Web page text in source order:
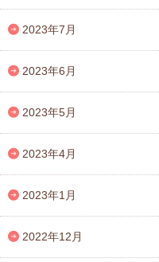
2023年7月
2023年6月
2023年5月
2023年4月
2023年1月
2022年12月